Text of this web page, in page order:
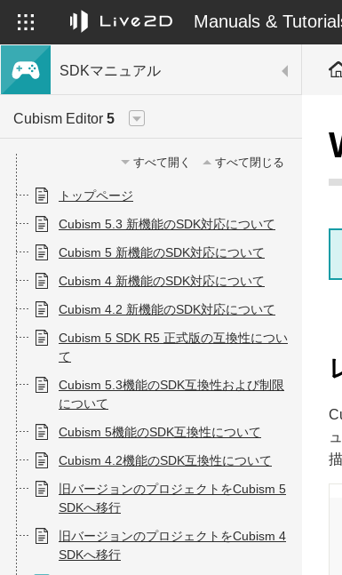
Manuals &
SDKマニュアル
Cubism Editor 5
すべて開く すべて閉じる
トップページ
Cubism 5.3 新機能のSDK対応について
Cubism 5 新機能のSDK対応について
Cubism 4 新機能のSDK対応について
Cubism 4.2 新機能のSDK対応について
Cubism 5 SDK R5 正式版の互換性につい
て
Cubism 5.3機能のSDK互換性および制限
について
Cubism 5機能のSDK互換性について
Cubism 4.2機能のSDK互換性について
旧バージョンのプロジェクトをCubism 5
SDKへ移行
旧バージョンのプロジェクトをCubism 4
SDKへ移行